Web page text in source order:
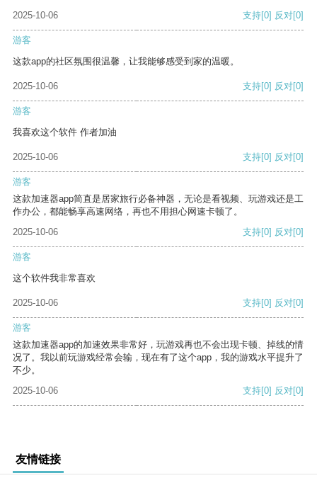
2025-10-06 支持[0] 反对[0]
游客
这款app的社区氛围很温馨，让我能够感受到家的温暖。
2025-10-06 支持[0] 反对[0]
游客
我喜欢这个软件 作者加油
2025-10-06 支持[0] 反对[0]
游客
这款加速器app简直是居家旅行必备神器，无论是看视频、玩游戏还是工
作办公，都能畅享高速网络，再也不用担心网速卡顿了。
2025-10-06
支持[0] 反对[0]
游客
这个软件我非常喜欢
2025-10-06 支持[0] 反对[0]
游客
这款加速器app的加速效果非常好，玩游戏再也不会出现卡顿、掉线的情
况了。我以前玩游戏经常会输，现在有了这个app，我的游戏水平提升了
不少。
2025-10-06
支持[0] 反对[0]
友情链接